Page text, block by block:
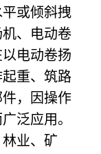
或倾斜拽
、电动卷
电动卷扬
重、筑路
，因操作
泛应用。
业、矿